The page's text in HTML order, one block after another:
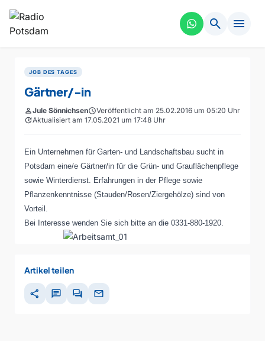
search menu
JOB DES TAGES
Gärtner/-in
personJule SönnichsenscheduleVeröffentlicht am 25.02.2016 um 05:20 Uhr
updateAktualisiert am 17.05.2021 um 17:48 Uhr
Ein Unternehmen für Garten- und Landschaftsbau sucht in
Potsdam eine/e Gärtner/in für die Grün- und Grauflächenpflege
sowie Winterdienst. Erfahrungen in der Pflege sowie
Pflanzenkenntnisse (Stauden/Rosen/Ziergehölze) sind von
Vorteil.
Bei Interesse wenden Sie sich bitte an die 0331-880-1920.
Artikel teilen
share chat forum mail